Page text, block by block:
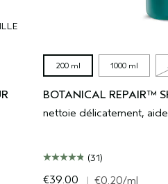
200 ml 1000 ml
BOTANICAL REPAIR™
nettoie délicatement,
(31)
€39.00 | €0.20/ml